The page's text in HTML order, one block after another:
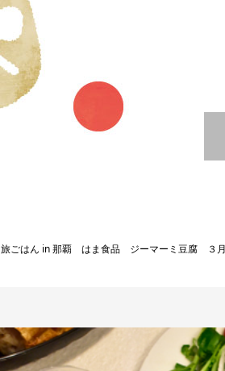
旅ごはん in 那覇 はま食品 ジーマーミ豆腐 ３